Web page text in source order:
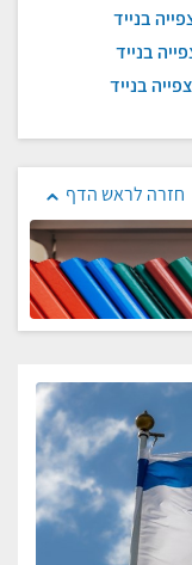
בנייד
בנייד
בנייד
חזרה לראש הדף